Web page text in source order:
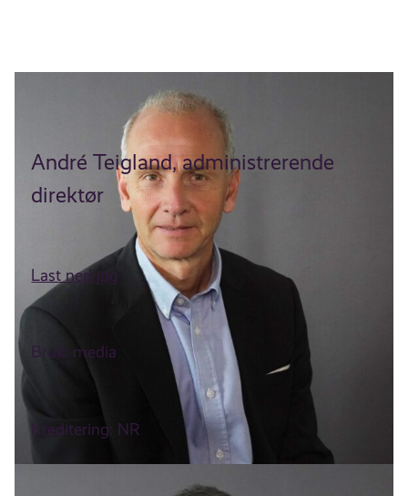
André Teigland, administrerende
direktør
Last ned jpg
Bruk: media
Kreditering: NR